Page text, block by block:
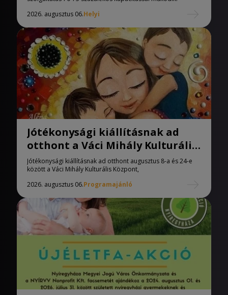
2026. augusztus 06.Helyi
Jótékonysági kiállításnak ad
otthont a Váci Mihály Kulturális
Központ
Jótékonysági kiállításnak ad otthont augusztus 8-a és 24-e
között a Váci Mihály Kulturális Központ,
2026. augusztus 06.Programajánló